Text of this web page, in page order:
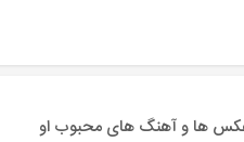
عکس ها و آهنگ های محبوب او